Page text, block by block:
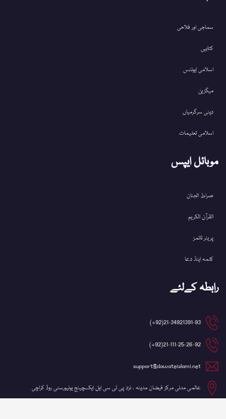
سماجی اور فلاحی
کتابیں
اسلامی ایونٹس
میگزین
دینی سرگرمیاں
اسلامی تعلیمات
موبائل ایپس
صراط الجنان
القرآن الکریم
پریئر ٹائمز
کلمہ اینڈ دعا
رابطہ کےلئے
21-34921391-93(92+)
21-111-25-26-92(92+)
support@dawateislami.net
عالمی مدنی مرکز فیضان مدینہ ، نزد پی ٹی سی ایل ایکسچینج یونیورسٹی روڈ کراچی